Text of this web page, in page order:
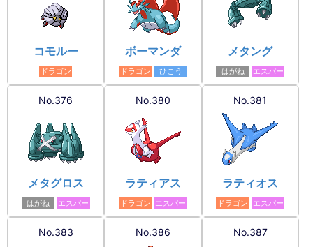
コモルー
ドラゴン
ボーマンダ
ドラゴン ひこう
メタング
はがね エスパー
No.376
メタグロス
はがね エスパー
No.380
ラティアス
ドラゴン エスパー
No.381
ラティオス
ドラゴン エスパー
No.383 No.386 No.387